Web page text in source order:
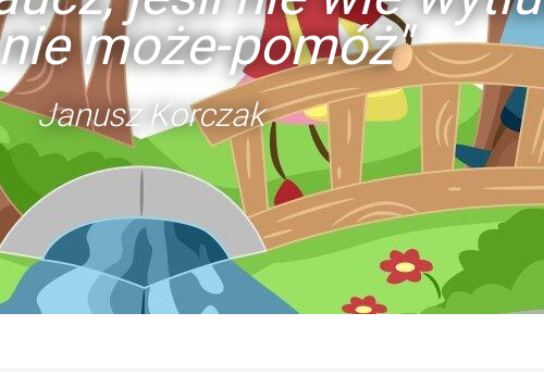
może-pomóż"
Janusz Korczak